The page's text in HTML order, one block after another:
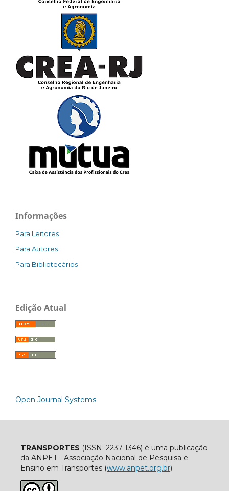
Informações
Para Leitores
Para Autores
Para Bibliotecários
Edição Atual
Open Journal Systems
TRANSPORTES (ISSN: 2237-1346) é uma publicação
da ANPET - Associação Nacional de Pesquisa e
Ensino em Transportes (www.anpet.org.br)